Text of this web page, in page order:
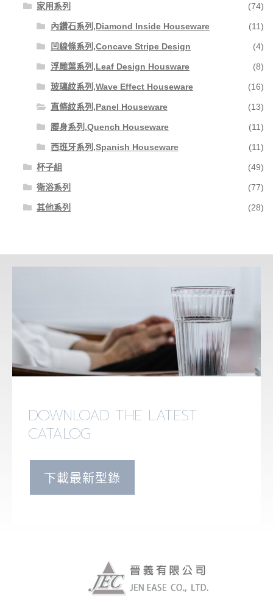
家用系列 (74)
內鑽石系列,Diamond Inside Houseware (11)
凹線條系列,Concave Stripe Design (4)
浮雕葉系列,Leaf Design Housware (8)
玻璃紋系列,Wave Effect Houseware (16)
直條紋系列,Panel Houseware (13)
腰身系列,Quench Houseware (11)
西班牙系列,Spanish Houseware (11)
杯子組 (49)
衛浴系列 (77)
其他系列 (28)
DOWNLOAD THE LATEST
CATALOG
下載最新型錄